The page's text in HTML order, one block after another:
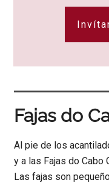
Fajas do
Al pie de los
y a las Fajas do Cabo
Las fajas son